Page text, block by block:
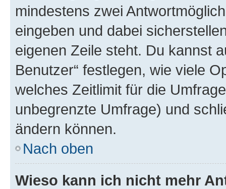
mindestens zwei
eingeben und dabei
eigenen Zeile steht. Du kannst
Benutzer“ festlegen, wie viele
welches Zeitlimit für die
unbegrenzte Umfrage) und
ändern können.
Nach oben
Wieso kann ich nicht mehr